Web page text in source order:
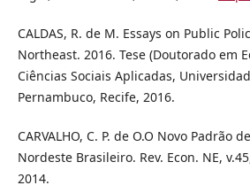
CALDAS, R. de M. Essays on Public
Northeast. 2016. Tese (Doutorado em
Ciências Sociais Aplicadas,
Pernambuco, Recife, 2016.
CARVALHO, C. P. de O.O Novo Padrão
Nordeste Brasileiro. Rev. Econ. NE,
2014.